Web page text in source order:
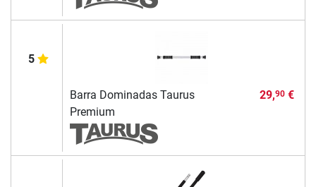
5
Barra Dominadas Taurus
Premium
29,90€